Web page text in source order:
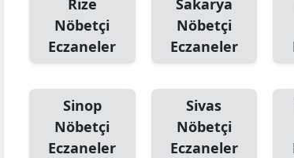
Rize
Nöbetçi
Eczaneler
Sakarya
Nöbetçi
Eczaneler
Sinop
Nöbetçi
Eczaneler
Sivas
Nöbetçi
Eczaneler